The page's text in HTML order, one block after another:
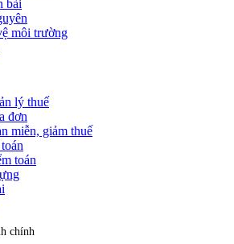
bài
môi trường
lý thuế
đơn
miễn, giảm thuế
toán
chính